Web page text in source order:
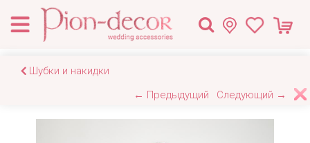
Шубки и накидки
← Предыдущий
Следующий →